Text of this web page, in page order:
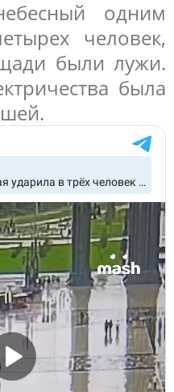
одним
человек,
были лужи.
была